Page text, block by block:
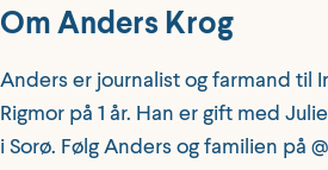
Om Anders Krog
Anders er journalist og farmand til
Rigmor på 1 år. Han er gift med
i Sorø. Følg Anders og familien på